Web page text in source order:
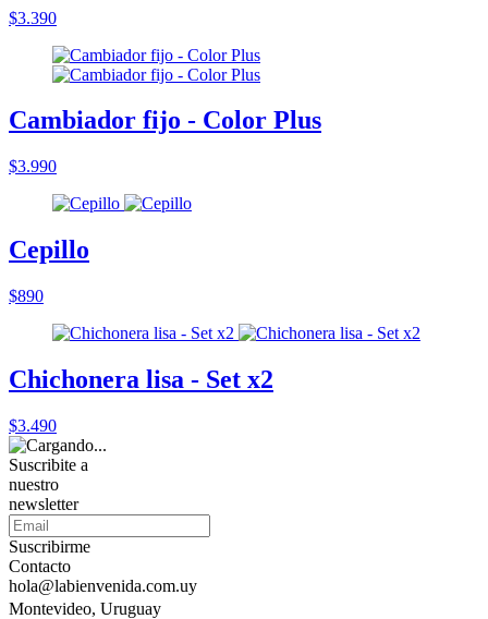
$3.390
Cambiador fijo - Color Plus
$3.990
Cepillo
$890
Chichonera lisa - Set x2
$3.490
Suscribite a
nuestro
newsletter
Suscribirme
Contacto
hola@labienvenida.com.uy
Montevideo, Uruguay